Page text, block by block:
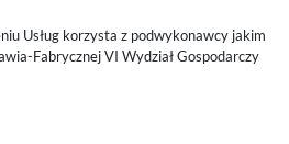
Usług korzysta z podwykonawcy jakim
Fabrycznej VI Wydział Gospodarczy